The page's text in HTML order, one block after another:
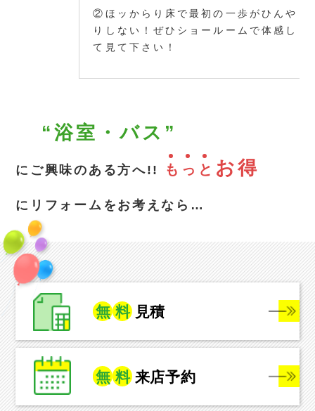
②ほッからり床で最初の一歩がひんや
りしない！ぜひショールームで体感し
て見て下さい！
“浴室・バス”
にご興味のある方へ!! も っ と お得
にリフォームをお考えなら…
無 料 見積
無 料 来店予約